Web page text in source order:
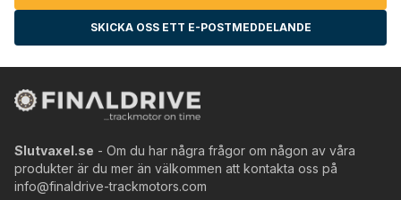
SKICKA OSS ETT E-POSTMEDDELANDE
Slutvaxel.se - Om du har några frågor om någon av våra
produkter är du mer än välkommen att kontakta oss på
info@finaldrive-trackmotors.com